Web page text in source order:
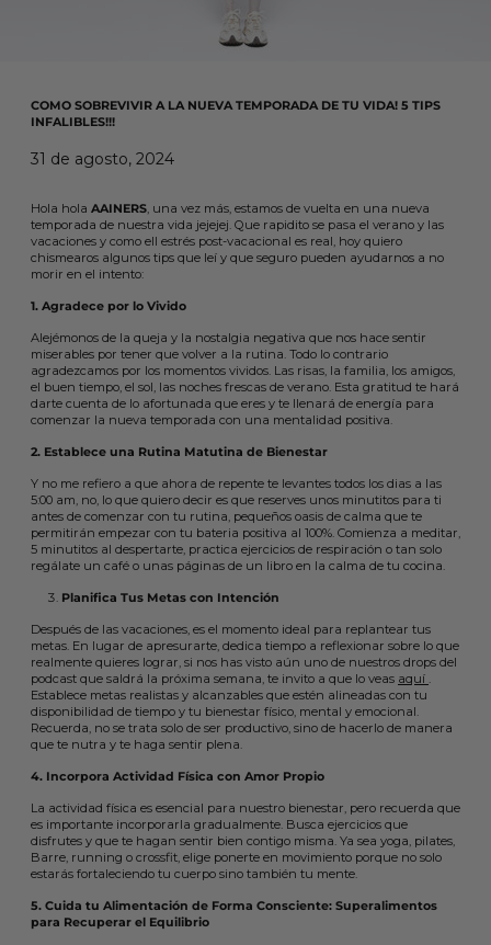
COMO SOBREVIVIR A LA NUEVA TEMPORADA DE TU VIDA! 5 TIPS
INFALIBLES!!!
31 de agosto, 2024
Hola hola AAINERS, una vez más, estamos de vuelta en una nueva
temporada de nuestra vida jejejej. Que rapidito se pasa el verano y las
vacaciones y como ell estrés post-vacacional es real, hoy quiero
chismearos algunos tips que leí y que seguro pueden ayudarnos a no
morir en el intento:
1. Agradece por lo Vivido
Alejémonos de la queja y la nostalgia negativa que nos hace sentir
miserables por tener que volver a la rutina. Todo lo contrario
agradezcamos por los momentos vividos. Las risas, la familia, los amigos,
el buen tiempo, el sol, las noches frescas de verano. Esta gratitud te hará
darte cuenta de lo afortunada que eres y te llenará de energía para
comenzar la nueva temporada con una mentalidad positiva.
2. Establece una Rutina Matutina de Bienestar
Y no me refiero a que ahora de repente te levantes todos los dias a las
5:00 am, no, lo que quiero decir es que reserves unos minutitos para ti
antes de comenzar con tu rutina, pequeños oasis de calma que te
permitirán empezar con tu bateria positiva al 100%. Comienza a meditar,
5 minutitos al despertarte, practica ejercicios de respiración o tan solo
regálate un café o unas páginas de un libro en la calma de tu cocina.
Planifica Tus Metas con Intención
Después de las vacaciones, es el momento ideal para replantear tus
metas. En lugar de apresurarte, dedica tiempo a reflexionar sobre lo que
realmente quieres lograr, si nos has visto aún uno de nuestros drops del
podcast que saldrá la próxima semana, te invito a que lo veas aquí .
Establece metas realistas y alcanzables que estén alineadas con tu
disponibilidad de tiempo y tu bienestar físico, mental y emocional.
Recuerda, no se trata solo de ser productivo, sino de hacerlo de manera
que te nutra y te haga sentir plena.
4. Incorpora Actividad Física con Amor Propio
La actividad física es esencial para nuestro bienestar, pero recuerda que
es importante incorporarla gradualmente. Busca ejercicios que
disfrutes y que te hagan sentir bien contigo misma. Ya sea yoga, pilates,
Barre, running o crossfit, elige ponerte en movimiento porque no solo
estarás fortaleciendo tu cuerpo sino también tu mente.
5. Cuida tu Alimentación de Forma Consciente: Superalimentos
para Recuperar el Equilibrio